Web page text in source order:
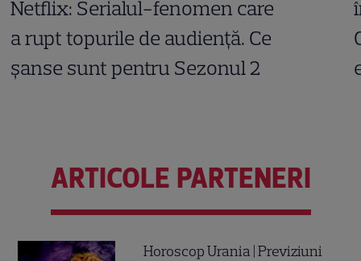
Netflix: Serialul-fenomen care
a rupt topurile de audiență. Ce
șanse sunt pentru Sezonul 2
ARTICOLE PARTENERI
Horoscop Urania | Previziuni